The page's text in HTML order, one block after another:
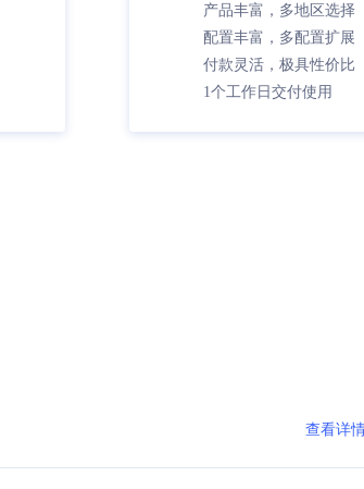
产品丰富，多地区选择
配置丰富，多配置扩展
付款灵活，极具性价比
1个工作日交付使用
查看详